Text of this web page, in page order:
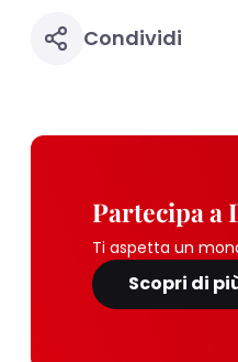
Condividi
Partecipa a
Ti aspetta un
Scopri di